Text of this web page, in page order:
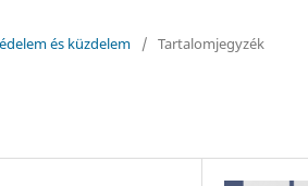
és küzdelem / Tartalomjegyzék